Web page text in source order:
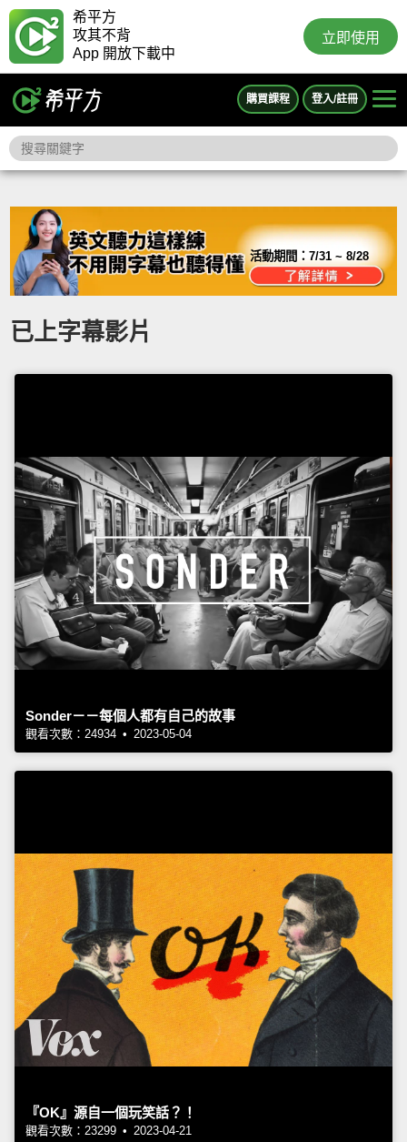
希平方
攻其不背
App 開放下載中
立即使用
購買課程 登入/註冊
活動期間：7/31 ~ 8/28
已上字幕影片
Sonder－－每個人都有自己的故事
觀看次數：24934 • 2023-05-04
『OK』源自一個玩笑話？！
觀看次數：23299 • 2023-04-21